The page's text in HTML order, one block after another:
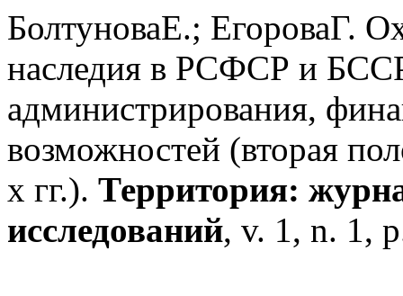
БолтуноваЕ.; ЕгороваГ.
наследия в РСФСР и
администрирования,
возможностей (вторая
х гг.). Территория:
исследований, v. 1, n. 1,